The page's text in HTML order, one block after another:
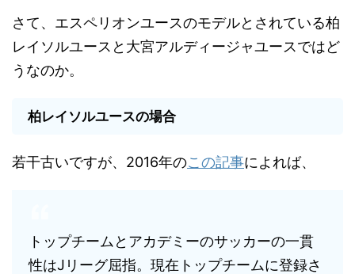
さて、エスペリオンユースのモデルとされている柏
レイソルユースと大宮アルディージャユースではど
うなのか。
柏レイソルユースの場合
若干古いですが、2016年のこの記事によれば、
トップチームとアカデミーのサッカーの一貫
性はJリーグ屈指。現在トップチームに登録さ